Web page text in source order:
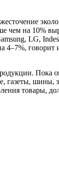
чем на 10%
LG,
4–7%,
газеты, шины,
товары,